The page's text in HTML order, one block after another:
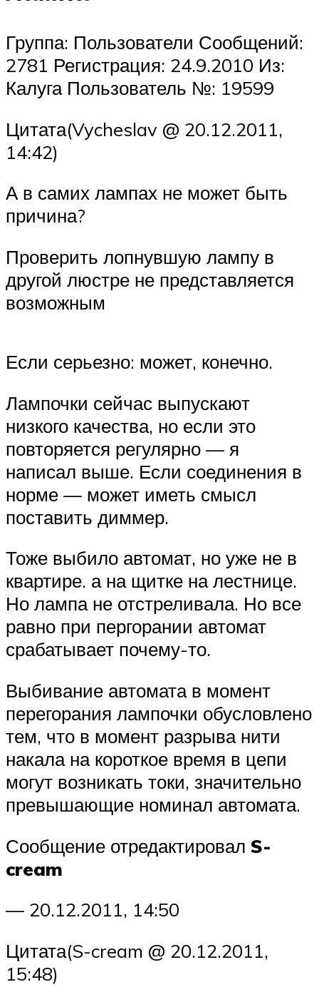
Группа: Пользователи Сообщений:
2781 Регистрация: 24.9.2010 Из:
Калуга Пользователь №: 19599
Цитата(Vycheslav @ 20.12.2011,
14:42)
А в самих лампах не может быть
причина?
Проверить лопнувшую лампу в
другой люстре не представляется
возможным
Если серьезно: может, конечно.
Лампочки сейчас выпускают
низкого качества, но если это
повторяется регулярно — я
написал выше. Если соединения в
норме — может иметь смысл
поставить диммер.
Тоже выбило автомат, но уже не в
квартире. а на щитке на лестнице.
Но лампа не отстреливала. Но все
равно при пергорании автомат
срабатывает почему-то.
Выбивание автомата в момент
перегорания лампочки обусловлено
тем, что в момент разрыва нити
накала на короткое время в цепи
могут возникать токи, значительно
превышающие номинал автомата.
Сообщение отредактировал S-
cream
— 20.12.2011, 14:50
Цитата(S-cream @ 20.12.2011,
15:48)